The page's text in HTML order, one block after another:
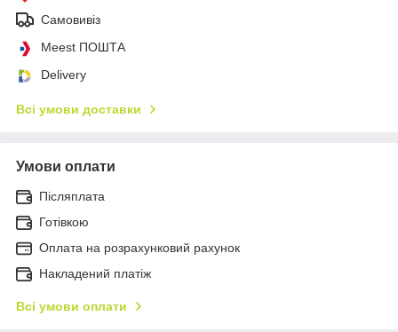
Самовивіз
Meest ПОШТА
Delivery
Всі умови доставки
Умови оплати
Післяплата
Готівкою
Оплата на розрахунковий рахунок
Накладений платіж
Всі умови оплати